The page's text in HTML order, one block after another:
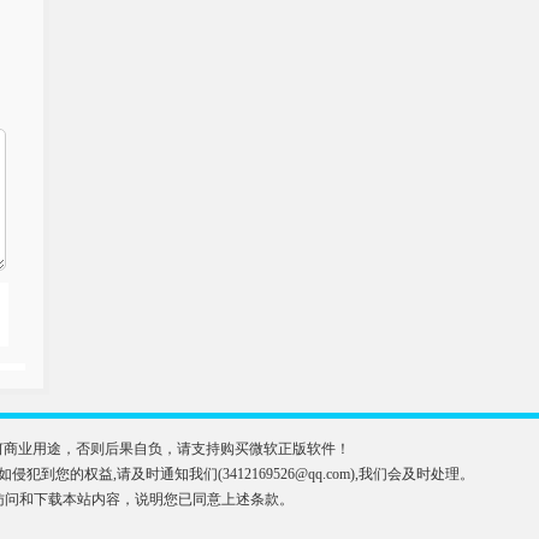
业用途，否则后果自负，请支持购买微软正版软件！
到您的权益,请及时通知我们(3412169526@qq.com),我们会及时处理。
和下载本站内容，说明您已同意上述条款。